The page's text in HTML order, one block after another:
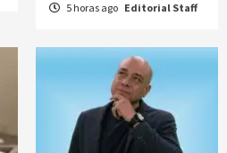
5 horas ago Editorial Staff